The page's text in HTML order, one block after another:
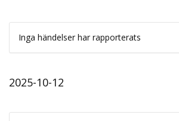
Inga händelser har rapporterats
2025-10-12